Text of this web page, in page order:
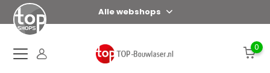
Alle webshops
0